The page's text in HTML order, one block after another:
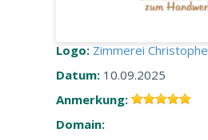
ANMELDEN
Logo: Zimmerei
Datum: 10.09.2025
Anmerkung:
Domain: